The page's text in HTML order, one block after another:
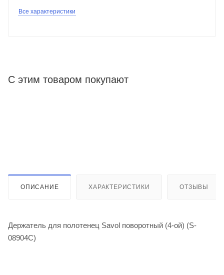
Все характеристики
С этим товаром покупают
ОПИСАНИЕ ХАРАКТЕРИСТИКИ ОТЗЫВЫ
Держатель для полотенец Savol поворотный (4-ой) (S-
08904C)